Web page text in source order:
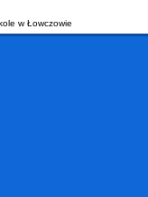
w Łowczowie